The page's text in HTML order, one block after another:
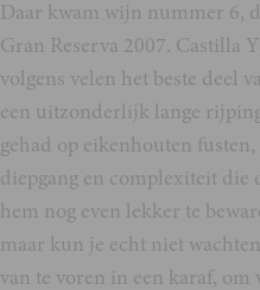
Daar kwam wijn nummer 6,
Gran Reserva 2007. Castilla
volgens velen het beste deel
een uitzonderlijk lange
gehad op eikenhouten
diepgang en complexiteit die
hem nog even lekker te
maar kun je echt niet
van te voren in een karaf,